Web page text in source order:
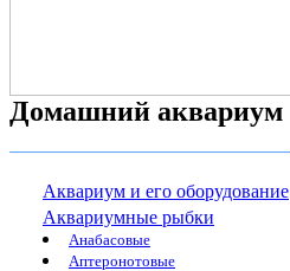
Домашний аквариум
Аквариум и его оборудование
Аквариумные рыбки
Анабасовые
Аптеронотовые